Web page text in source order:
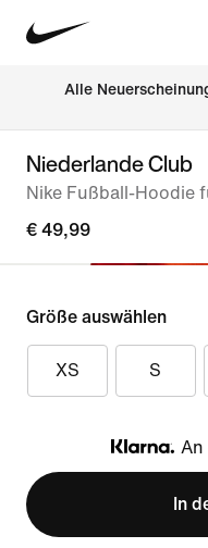
Alle
Niederlande Club
Nike Fußball-Hoodie
€ 49,99
Größe auswählen
XS S
An
In